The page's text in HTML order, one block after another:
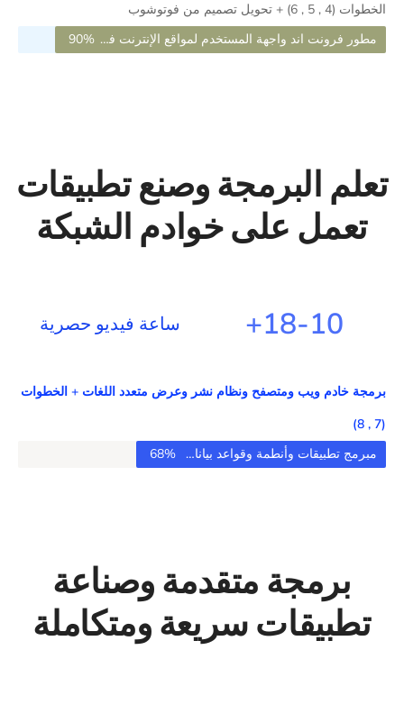
الخطوات (4 , 5 , 6) + تحويل تصميم من فوتوشوب
مطور فرونت اند واجهة المستخدم لمواقع الإنترنت فرونت إند Front-End UX/UI Web Developer 90%
تعلم البرمجة وصنع تطبيقات
تعمل على خوادم الشبكة
ساعة فيديو حصرية 10-
18
+
برمجة خادم ويب ومتصفح ونظام نشر وعرض متعدد اللغات + الخطوات
(7 , 8)
مبرمج تطبيقات وأنطمة وقواعد بيانات Software Developer
68%
برمجة متقدمة وصناعة
تطبيقات سريعة ومتكاملة